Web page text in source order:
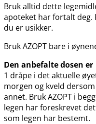
Bruk alltid dette
apoteket har fortalt deg.
du er usikker.
Bruk AZOPT bare i
Den anbefalte dosen er
1 dråpe i det aktuelle
morgen og kveld
annet. Bruk AZOPT i
legen har foreskrevet
som legen har bestemt.